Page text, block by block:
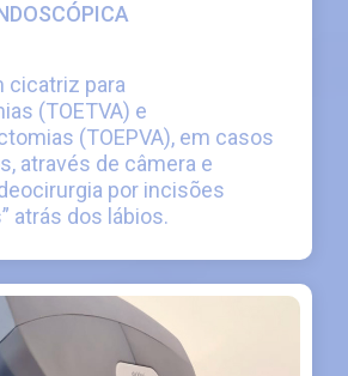
cicatriz para
(TOETVA) e
(TOEPVA), em casos
através de câmera e
por incisões
atrás dos lábios.